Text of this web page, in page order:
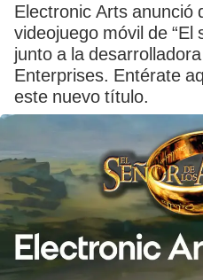
Electronic Arts anunció
videojuego móvil de “El
junto a la
Enterprises. Entérate
este nuevo título.